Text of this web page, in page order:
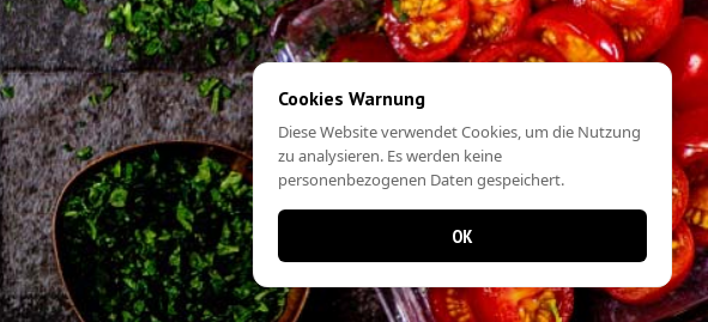
Cookies Warnung
Diese Website verwendet Cookies, um die Nutzung
zu analysieren. Es werden keine
personenbezogenen Daten gespeichert.
OK